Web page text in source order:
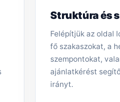
Struktúra és
Felépítjük az oldal
fő szakaszokat, a
szempontokat,
ajánlatkérést
irányt.